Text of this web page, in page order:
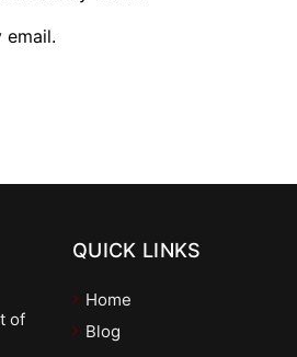
of
QUICK LINKS
Home
Blog